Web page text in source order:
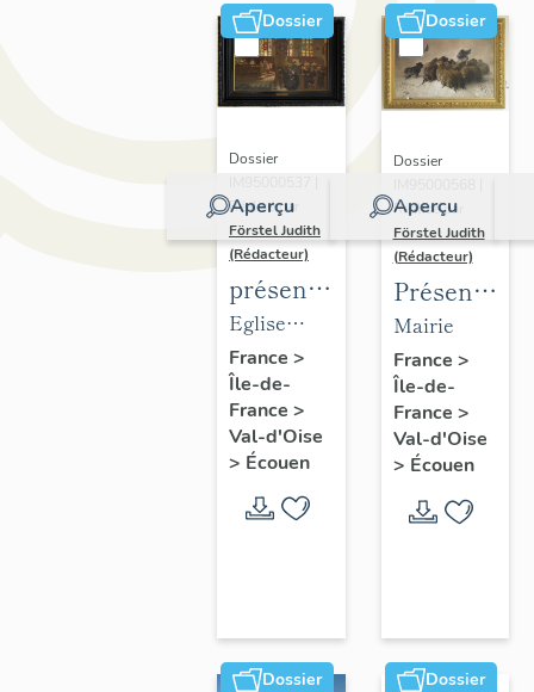
Dossier
Aperçu
Dossier
Réalisé par
Förstel Judith
(Rédacteur)
présentation
du
mobilier
de
l'église
d'Ecouen
Eglise
Saint-
Acceul
France >
Île-de-
France >
Val-d'Oise
> Écouen
Dossier
Aperçu
Dossier
Réalisé par
Förstel Judith
(Rédacteur)
du
mobilier
de la
mairie
d'Ecouen
Mairie
France >
Île-de-
France >
Val-d'Oise
> Écouen
Dossier Dossier